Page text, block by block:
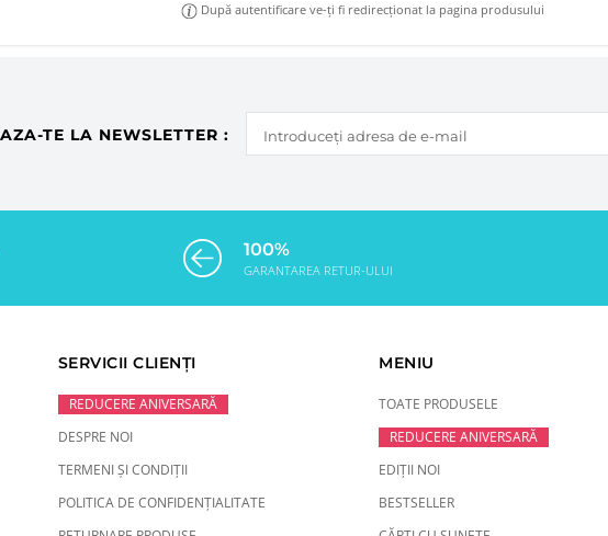
După autentificare ve-ți fi redirecționat la pagina produsului
TE LA NEWSLETTER :
100%
GARANTAREA RETUR-ULUI
SERVICII CLIENȚI
REDUCERE ANIVERSARĂ
DESPRE NOI
TERMENI ȘI CONDIȚII
POLITICA DE CONFIDENȚIALITATE
MENIU
TOATE PRODUSELE
REDUCERE ANIVERSARĂ
EDIȚII NOI
BESTSELLER